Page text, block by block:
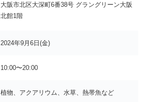
大阪市北区大深町6番38号 グラングリーン大阪
北館1階
2024年9月6日(金)
10:00〜20:00
植物、アクアリウム、水草、熱帯魚など